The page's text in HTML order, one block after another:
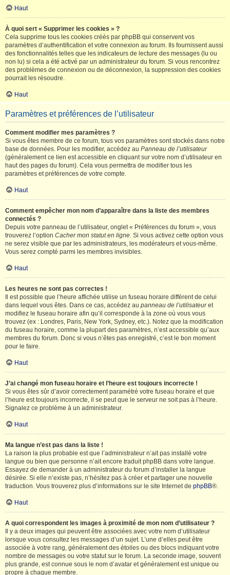
Haut
À quoi sert « Supprimer les cookies » ?
Cela supprime tous les cookies créés par phpBB qui conservent vos
paramètres d’authentification et votre connexion au forum. Ils fournissent aussi
des fonctionnalités telles que les indicateurs de lecture des messages (lu ou
non lu) si cela a été activé par un administrateur du forum. Si vous rencontrez
des problèmes de connexion ou de déconnexion, la suppression des cookies
pourrait les résoudre.
Haut
Paramètres et préférences de l’utilisateur
Comment modifier mes paramètres ?
Si vous êtes membre de ce forum, tous vos paramètres sont stockés dans notre
base de données. Pour les modifier, accédez au Panneau de l’utilisateur
(généralement ce lien est accessible en cliquant sur votre nom d’utilisateur en
haut des pages du forum). Cela vous permettra de modifier tous les
paramètres et préférences de votre compte.
Haut
Comment empêcher mon nom d’apparaître dans la liste des membres
connectés ?
Depuis votre panneau de l’utilisateur, onglet « Préférences du forum », vous
trouverez l’option Cacher mon statut en ligne. Si vous activez cette option vous
ne serez visible que par les administrateurs, les modérateurs et vous-même.
Vous serez compté parmi les membres invisibles.
Haut
Les heures ne sont pas correctes !
Il est possible que l’heure affichée utilise un fuseau horaire différent de celui
dans lequel vous êtes. Dans ce cas, accédez au panneau de l’utilisateuret
modifiez le fuseau horaire afin qu’il corresponde à la zone où vous vous
trouvez (ex : Londres, Paris, New York, Sydney, etc.). Notez que la modification
du fuseau horaire, comme la plupart des paramètres, n’est accessible qu’aux
membres du forum. Donc si vous n’êtes pas enregistré, c’est le bon moment
pour le faire.
Haut
J’ai changé mon fuseau horaire et l’heure est toujours incorrecte !
Si vous êtes sûr d’avoir correctement paramétré votre fuseau horaire et que
l’heure est toujours incorrecte, il se peut que le serveur ne soit pas à l’heure.
Signalez ce problème à un administrateur.
Haut
Ma langue n’est pas dans la liste !
La raison la plus probable est que l’administrateur n’ait pas installé votre
langue ou bien que personne n’ait encore traduit phpBB dans votre langue.
Essayez de demander à un administrateur du forum d’installer la langue
désirée. Si elle n’existe pas, n’hésitez pas à créer et partager une nouvelle
traduction. Vous trouverez plus d’informations sur le site Internet de phpBB®.
Haut
A quoi correspondent les images à proximité de mon nom d’utilisateur ?
Il y a deux images qui peuvent être associées avec votre nom d’utilisateur
lorsque vous consultez les messages d’un sujet. L’une d’elles peut être
associée à votre rang, généralement des étoiles ou des blocs indiquant votre
nombre de messages ou votre statut sur le forum. La seconde image, souvent
plus grande, est connue sous le nom d’avatar et généralement est unique ou
propre à chaque membre.